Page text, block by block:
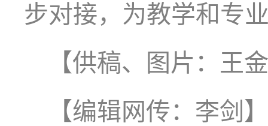
步对接，为教学和专
【供稿、图片：王
【编辑网传：李剑】